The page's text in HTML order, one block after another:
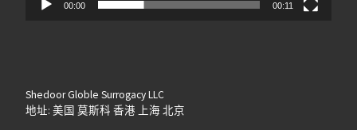
00:00 00:11
Shedoor Globle Surrogacy LLC
地址: 美国 莫斯科 香港 上海 北京